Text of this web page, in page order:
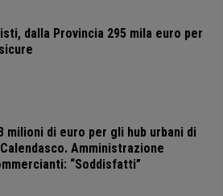
dalla Provincia 295 mila euro per
milioni di euro per gli hub urbani di
Amministrazione
“Soddisfatti”